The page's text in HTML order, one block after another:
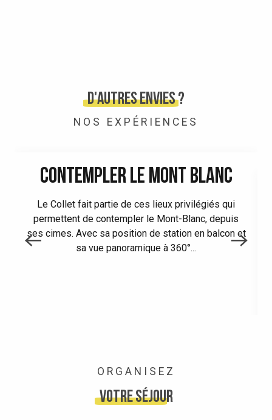
D'autres envies ?
NOS EXPÉRIENCES
CONTEMPLER LE MONT BLANC
Le Collet fait partie de ces lieux privilégiés qui
permettent de contempler le Mont-Blanc, depuis
ses cimes. Avec sa position de station en balcon et
sa vue panoramique à 360°...
ORGANISEZ
Votre séjour